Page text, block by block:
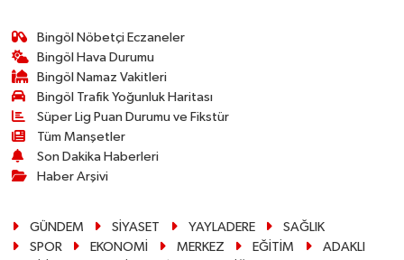
Bingöl Nöbetçi Eczaneler
Bingöl Hava Durumu
Bingöl Namaz Vakitleri
Bingöl Trafik Yoğunluk Haritası
Süper Lig Puan Durumu ve Fikstür
Tüm Manşetler
Son Dakika Haberleri
Haber Arşivi
GÜNDEM SİYASET YAYLADERE
SAĞLIK
SPOR
EKONOMİ MERKEZ EĞİTİM ADAKLI